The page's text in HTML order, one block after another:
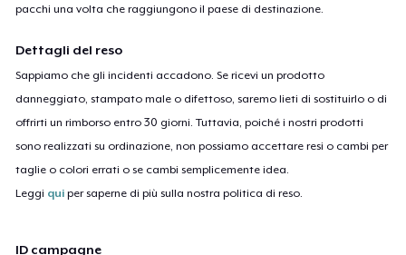
pacchi una volta che raggiungono il paese di destinazione.
Dettagli del reso
Sappiamo che gli incidenti accadono. Se ricevi un prodotto
danneggiato, stampato male o difettoso, saremo lieti di sostituirlo o di
offrirti un rimborso entro 30 giorni. Tuttavia, poiché i nostri prodotti
sono realizzati su ordinazione, non possiamo accettare resi o cambi per
taglie o colori errati o se cambi semplicemente idea.
Leggi qui per saperne di più sulla nostra politica di reso.
ID campagne